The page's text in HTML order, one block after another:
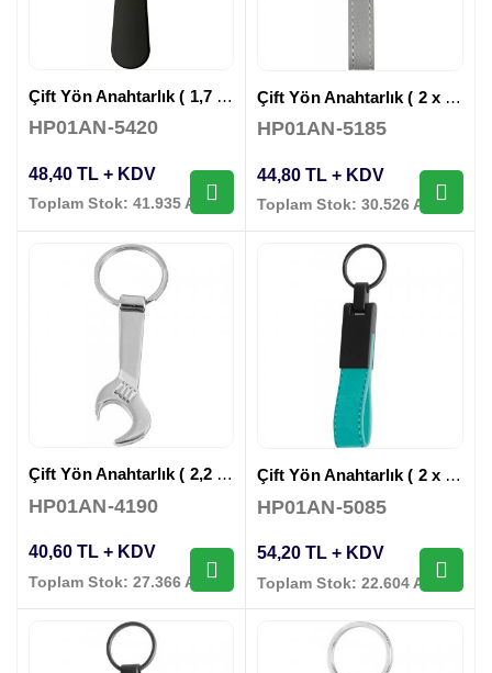
Çift Yön Anahtarlık ( 1,7 x 8,5 cm )
HP01AN-5420
48,40 TL + KDV
Toplam Stok: 41.935 Adet
Çift Yön Anahtarlık ( 2 x 10,5 cm )
HP01AN-5185
44,80 TL + KDV
Toplam Stok: 30.526 Adet
Çift Yön Anahtarlık ( 2,2 x 8,7 cm )
HP01AN-4190
40,60 TL + KDV
Toplam Stok: 27.366 Adet
Çift Yön Anahtarlık ( 2 x 13 cm )
HP01AN-5085
54,20 TL + KDV
Toplam Stok: 22.604 Adet